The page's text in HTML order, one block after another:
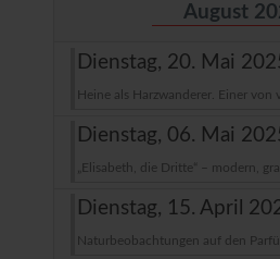
August
Dienstag, 20. Mai
Heine als Harzwanderer. Einer von
Dienstag, 06. Mai
„Elisabeth, die Dritte“ – modern,
Dienstag, 15. April
Naturbeobachtungen auf den